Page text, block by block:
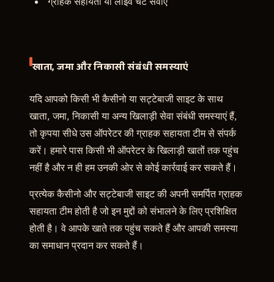
खाता, जमा और निकासी संबंधी समस्याएं
यदि आपको किसी भी कैसीनो या सट्टेबाजी साइट के साथ
खाता, जमा, निकासी या अन्य खिलाड़ी सेवा संबंधी समस्याएं हैं,
तो कृपया सीधे उस ऑपरेटर की ग्राहक सहायता टीम से संपर्क
करें। हमारे पास किसी भी ऑपरेटर के खिलाड़ी खातों तक पहुंच
नहीं है और न ही हम उनकी ओर से कोई कार्रवाई कर सकते हैं।
प्रत्येक कैसीनो और सट्टेबाजी साइट की अपनी समर्पित ग्राहक
सहायता टीम होती है जो इन मुद्दों को संभालने के लिए प्रशिक्षित
होती है। वे आपके खाते तक पहुंच सकते हैं और आपकी समस्या
का समाधान प्रदान कर सकते हैं।